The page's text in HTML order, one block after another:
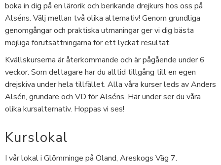
boka in dig på en lärorik och berikande drejkurs hos oss på
Alséns. Välj mellan två olika alternativ! Genom grundliga
genomgångar och praktiska utmaningar ger vi dig bästa
möjliga förutsättningarna för ett lyckat resultat.
Kvällskurserna är återkommande och är pågående under 6
veckor. Som deltagare har du alltid tillgång till en egen
drejskiva under hela tillfället. Alla våra kurser leds av Anders
Alsén, grundare och VD för Alséns. Här under ser du våra
olika kursalternativ. Hoppas vi ses!
Kurslokal
I vår lokal i Glömminge på Öland, Areskogs Väg 7.